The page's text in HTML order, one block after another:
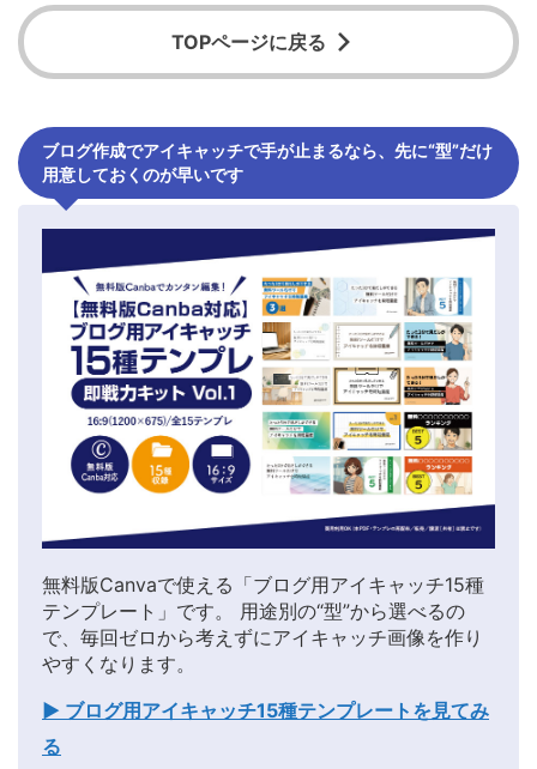
TOPページに戻る
ブログ作成でアイキャッチで手が止まるなら、先に“型”だけ
用意しておくのが早いです
無料版Canvaで使える「ブログ用アイキャッチ15種
テンプレート」です。 用途別の“型”から選べるの
で、毎回ゼロから考えずにアイキャッチ画像を作り
やすくなります。
▶ ブログ用アイキャッチ15種テンプレートを見てみ
る